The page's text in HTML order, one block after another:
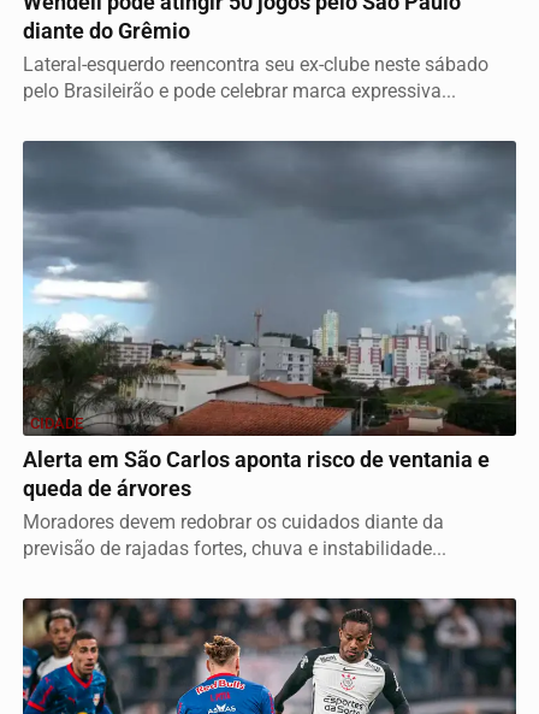
diante do Grêmio
Lateral-esquerdo reencontra seu ex-clube neste sábado
pelo Brasileirão e pode celebrar marca expressiva...
CIDADE
Alerta em São Carlos aponta risco de ventania e
queda de árvores
Moradores devem redobrar os cuidados diante da
previsão de rajadas fortes, chuva e instabilidade...